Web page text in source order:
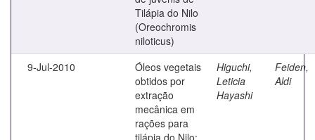
Tilápia do Nilo
(Oreochromis
niloticus)
9-Jul-2010
Óleos vegetais
obtidos por
extração
mecânica em
rações para
tilápia do Nilo:
Higuchi,
Leticia
Hayashi
Feiden,
Aldi